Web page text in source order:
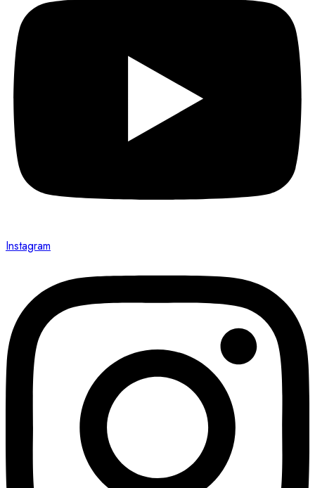
Instagram